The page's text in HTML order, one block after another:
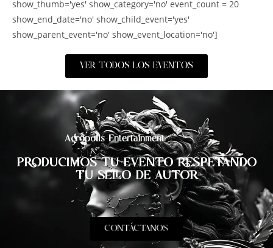
show_thumb='yes' show_category='no' event_count = 20
show_end_date='no' show_child_event='yes'
show_parent_event='no' show_event_location='no']
VER TODOS LOS EVENTOS
Acrópolis Entertainment
PRODUCIMOS TU EVENTO RESPETANDO
TU SELLO DE AUTOR
CONTÁCTANOS